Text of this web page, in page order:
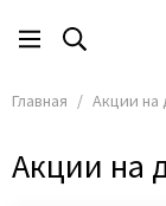
Главная Акции на
Акции на